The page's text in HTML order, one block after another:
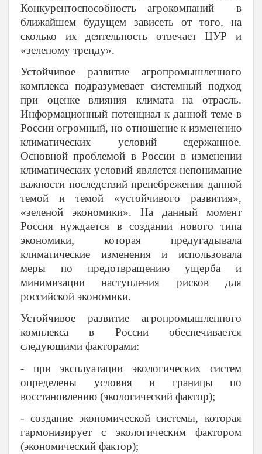
Конкурентоспособность агрокомпаний в
ближайшем будущем зависеть от того, на
сколько их деятельность отвечает ЦУР и
«зеленому тренду».
Устойчивое развитие агропромышленного
комплекса подразумевает системный подход
при оценке влияния климата на отрасль.
Информационный потенциал к данной теме в
России огромный, но отношение к изменению
климатических условий сдержанное.
Основной проблемой в России в изменении
климатических условий является непонимание
важности последствий пренебрежения данной
темой и темой «устойчивого развития»,
«зеленой экономики». На данный момент
Россия нуждается в создании нового типа
экономики, которая предугадывала
климатические изменения и использовала
меры по предотвращению ущерба и
минимизации наступления рисков для
российской экономики.
Устойчивое развитие агропромышленного
комплекса в России обеспечивается
следующими факторами:
- при эксплуатации экологических систем
определены условия и границы по
восстановлению (экологический фактор);
- создание экономической системы, которая
гармонизирует с экологическим фактором
(экономический фактор);